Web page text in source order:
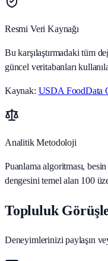
Resmi Veri Kaynağı
Bu karşılaştırmadaki tüm
güncel veritabanları
Kaynak: USDA FoodData
Analitik Metodoloji
Puanlama algoritması,
dengesini temel alan 100
Topluluk
Deneyimlerinizi paylaşın